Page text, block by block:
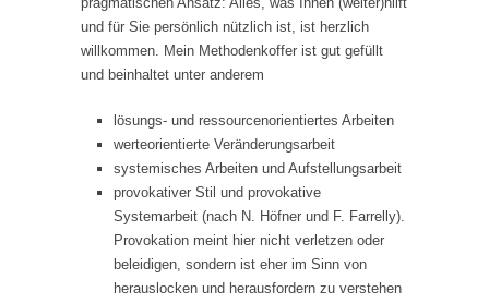
und für Sie persönlich nützlich ist, ist herzlich
willkommen. Mein Methodenkoffer ist gut gefüllt
und beinhaltet unter anderem
lösungs- und ressourcenorientiertes Arbeiten
werteorientierte Veränderungsarbeit
systemisches Arbeiten und Aufstellungsarbeit
provokativer Stil und provokative
Systemarbeit (nach N. Höfner und F. Farrelly).
Provokation meint hier nicht verletzen oder
beleidigen, sondern ist eher im Sinn von
herauslocken und herausfordern zu verstehen